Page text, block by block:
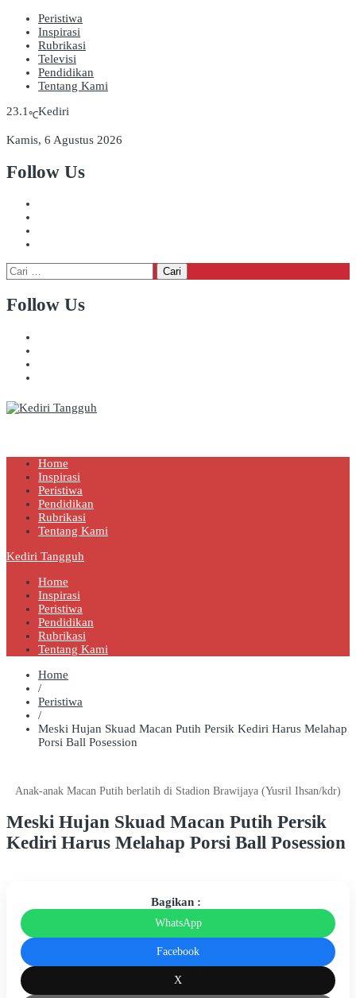
Peristiwa
Inspirasi
Rubrikasi
Televisi
Pendidikan
Tentang Kami
23.1 ℃Kediri
Kamis, 6 Agustus 2026
Follow Us
Cari
untuk:
Follow Us
Home
Inspirasi
Peristiwa
Pendidikan
Rubrikasi
Tentang Kami
Kediri Tangguh
Home
Inspirasi
Peristiwa
Pendidikan
Rubrikasi
Tentang Kami
Home
/
Peristiwa
/
Meski Hujan Skuad Macan Putih Persik Kediri Harus Melahap
Porsi Ball Posession
Anak-anak Macan Putih berlatih di Stadion Brawijaya (Yusril Ihsan/kdr)
Meski Hujan Skuad Macan Putih Persik
Kediri Harus Melahap Porsi Ball Posession
Bagikan :
WhatsApp
Facebook
X